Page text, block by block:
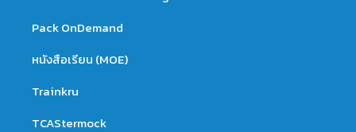
Pack OnDemand
หนังสือเรียน (MOE)
Trainkru
TCAStermock